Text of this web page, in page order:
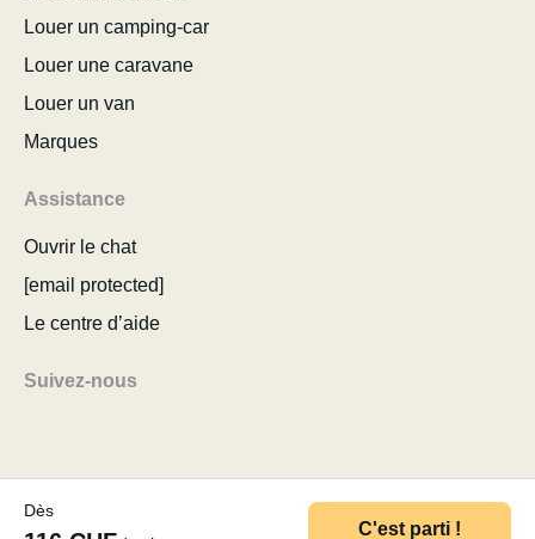
Dès
C'est parti !
Louer un camping-car
Louer une caravane
Louer un van
Marques
Assistance
Ouvrir le chat
[email protected]
Le centre d’aide
Suivez-nous
© 2026 MyCamper AG Conditions d’utilisation